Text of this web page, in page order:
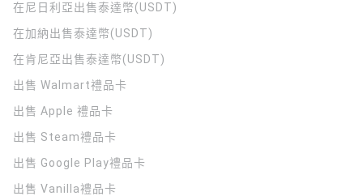
在尼日利亞出售泰達幣(USDT)
在加納出售泰達幣(USDT)
在肯尼亞出售泰達幣(USDT)
出售 Walmart禮品卡
出售 Apple 禮品卡
出售 Steam禮品卡
出售 Google Play禮品卡
出售 Vanilla禮品卡